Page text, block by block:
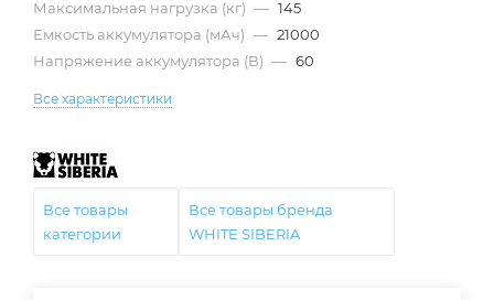
Максимальная нагрузка (кг) — 145
Емкость аккумулятора (мАч) — 21000
Напряжение аккумулятора (В) — 60
Все характеристики
Все товары
категории
Все товары бренда
WHITE SIBERIA